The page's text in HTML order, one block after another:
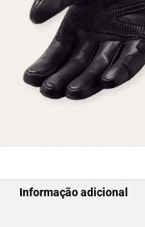
Informação adicional